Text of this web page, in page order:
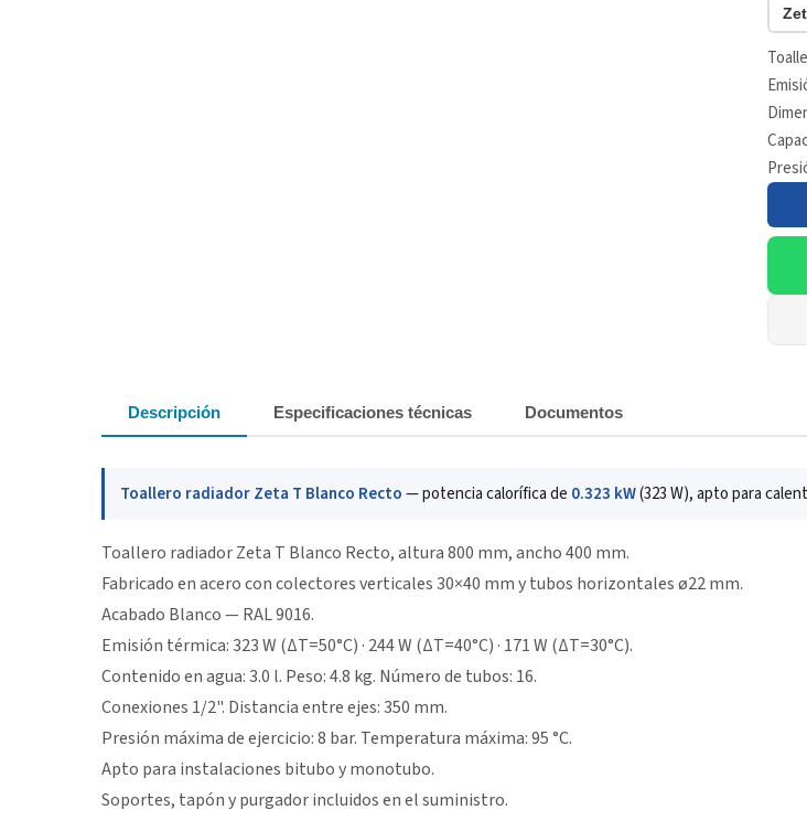
Descripción Especificaciones técnicas Documentos
Toallero radiador Zeta T Blanco Recto— potencia calorífica de 0.323 kW(323 W), apto para
Toallero radiador Zeta T Blanco Recto, altura 800 mm, ancho 400 mm.
Fabricado en acero con colectores verticales 30×40 mm y tubos horizontales ø22 mm.
Acabado Blanco — RAL 9016.
Emisión térmica: 323 W (ΔT=50°C) · 244 W (ΔT=40°C) · 171 W (ΔT=30°C).
Contenido en agua: 3.0 l. Peso: 4.8 kg. Número de tubos: 16.
Conexiones 1/2". Distancia entre ejes: 350 mm.
Presión máxima de ejercicio: 8 bar. Temperatura máxima: 95 °C.
Apto para instalaciones bitubo y monotubo.
Soportes, tapón y purgador incluidos en el suministro.